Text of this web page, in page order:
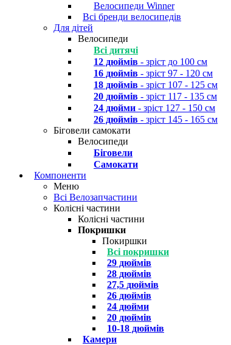
Велосипеди Winner
Всі бренди велосипедів
Для дітей
Велосипеди
Всі дитячі
12 дюймів - зріст до 100 см
16 дюймів - зріст 97 - 120 см
18 дюймів - зріст 107 - 125 см
20 дюймів - зріст 117 - 135 см
24 дюйми - зріст 127 - 150 см
26 дюймів - зріст 145 - 165 см
Біговели самокати
Велосипеди
Біговели
Самокати
Компоненти
Меню
Всі Велозапчастини
Колісні частини
Колісні частини
Покришки
Покиршки
Всі покришки
29 дюймів
28 дюймів
27,5 дюймів
26 дюймів
24 дюйми
20 дюймів
10-18 дюймів
Камери